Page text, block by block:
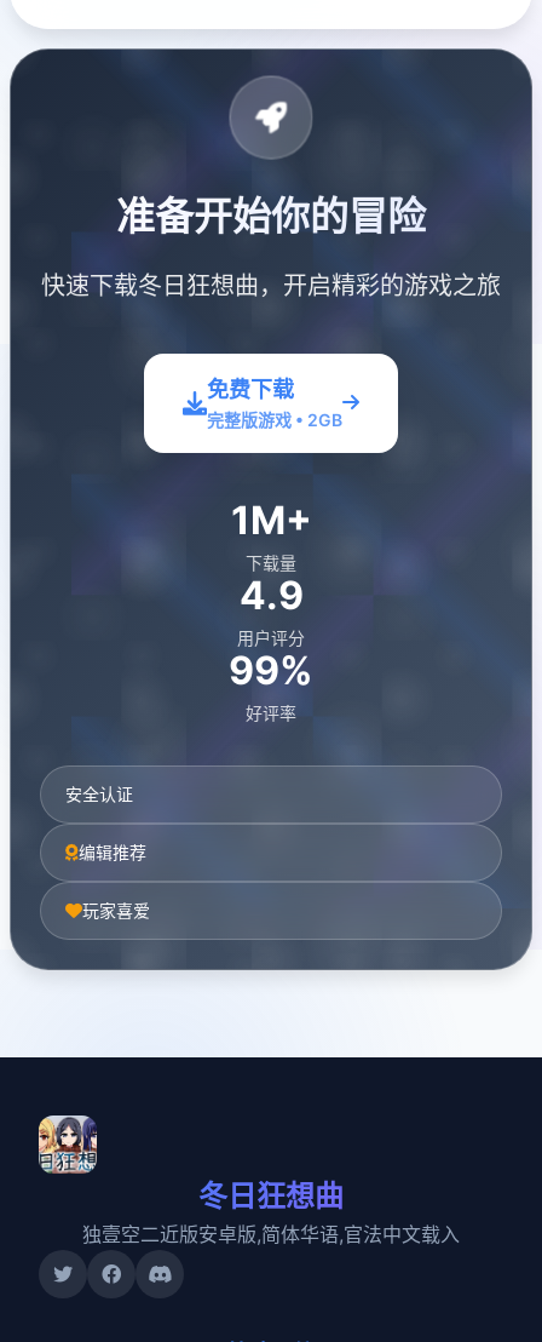
准备开始你的冒险
快速下载冬日狂想曲，开启精彩的游戏之旅
免费下载
完整版游戏 • 2GB
1M+
下载量
4.9
用户评分
99%
好评率
安全认证
编辑推荐
玩家喜爱
冬日狂想曲
独壹空二近版安卓版,简体华语,官法中文载入